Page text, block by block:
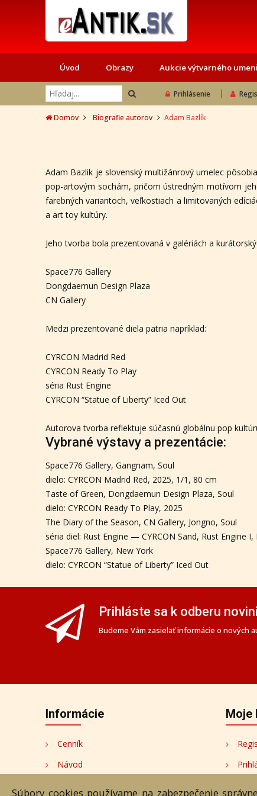
Úvod Obrazy Aukcie výtvarného
Prihlásenie
Domov Biografie autorov Adam Bazlík
Adam Bazlik je slovenský multižánrový umelec
pop-artovým sochám, pričom ústredným motívom
farebných variantoch, veľkostiach a limitovaných
a art toy kultúry.
Jeho tvorba bola prezentovaná v galériách a
Space776 Gallery
Dongdaemun Design Plaza
CN Gallery
Medzi prezentované diela patria napríklad:
CYRCON Madrid Red
CYRCON Ready To Play
séria Rust Engine
CYRCON “Statue of Liberty” Iced Out
Autorova tvorba reflektuje súčasnú globálnu pop
Vybrané výstavy a prezentácie:
Space776 Gallery, Gangnam, Soul
dielo: CYRCON Madrid Red, 2025, 1/1, 80 cm
Taste of Green, Dongdaemun Design Plaza, Soul
dielo: CYRCON Ready To Play, 2025
The Diary of the Season, CN Gallery, Jongno, Soul
séria diel: Rust Engine — CYRCON Sand, Rust Engine I,
Space776 Gallery, New York
dielo: CYRCON “Statue of Liberty” Iced Out
Prihláste sa k odberu
Budeme Vám zasielať informácie o nových
Informácie
Cenník
Návod
Moje
Súbory cookies používame na zabezpečenie